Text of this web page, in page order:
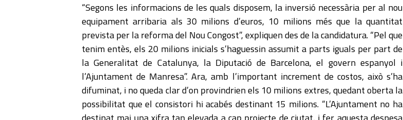
“Segons les informacions de les quals disposem, la inversió necessària per al nou
equipament arribaria als 30 milions d’euros, 10 milions més que la quantitat
prevista per la reforma del Nou Congost”, expliquen des de la candidatura. “Pel que
tenim entès, els 20 milions inicials s’haguessin assumit a parts iguals per part de
la Generalitat de Catalunya, la Diputació de Barcelona, el govern espanyol i
l’Ajuntament de Manresa”. Ara, amb l’important increment de costos, això s’ha
difuminat, i no queda clar d’on provindrien els 10 milions extres, quedant oberta la
possibilitat que el consistori hi acabés destinant 15 milions. “L’Ajuntament no ha